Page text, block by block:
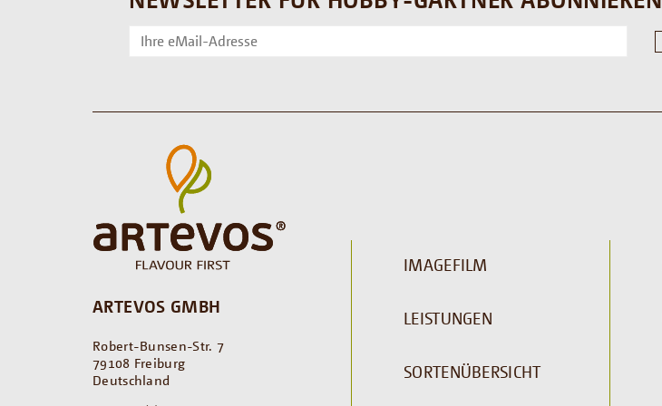
ARTEVOS GMBH
Robert-Bunsen-Str. 7
79108 Freiburg
Deutschland
IMAGEFILM
LEISTUNGEN
SORTENÜBERSICHT